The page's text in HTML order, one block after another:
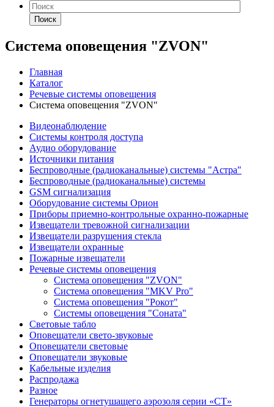
Поиск
Система оповещения "ZVON"
Главная
Каталог
Речевые системы оповещения
Система оповещения "ZVON"
Видеонаблюдение
Системы контроля доступа
Аудио оборудование
Источники питания
Беспроводные (радиоканальные) системы "Астра"
Беспроводные (радиоканальные) системы
GSM сигнализация
Оборудование системы Орион
Приборы приемно-контрольные охранно-пожарные
Извещатели тревожной сигнализации
Извещатели разрушения стекла
Извещатели охранные
Пожарные извещатели
Речевые системы оповещения
Система оповещения "ZVON"
Система оповещения "MKV Pro"
Система оповещения "Рокот"
Системы оповещения "Соната"
Световые табло
Оповещатели свето-звуковые
Оповещатели световые
Оповещатели звуковые
Кабельные изделия
Распродажа
Разное
Генераторы огнетушащего аэрозоля серии «СТ»